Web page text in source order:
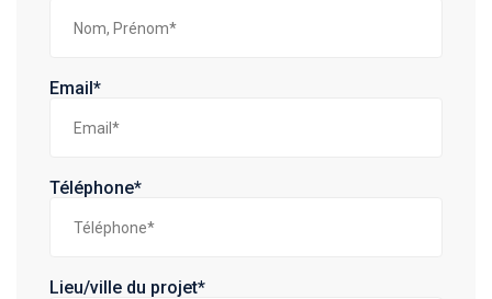
Email*
Téléphone*
Lieu/ville du projet*